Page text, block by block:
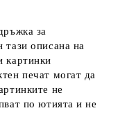
за
тази описана на
картинки
печат могат да
не
по ютията и не